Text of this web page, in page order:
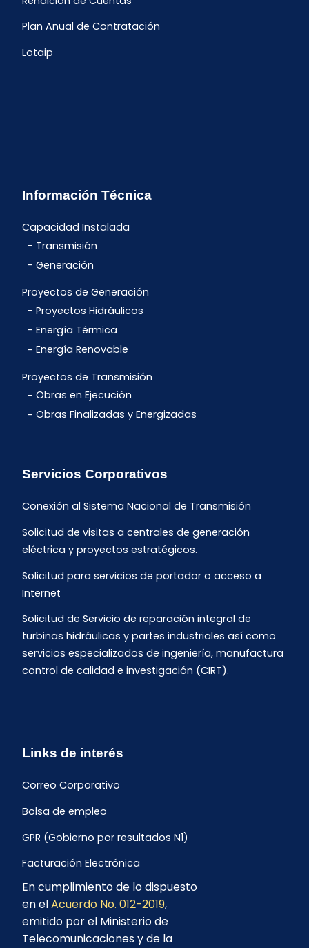
Plan Anual de Contratación
Lotaip
Información Técnica
Capacidad Instalada
Transmisión
Generación
Proyectos de Generación
Proyectos Hidráulicos
Energía Térmica
Energía Renovable
Proyectos de Transmisión
Obras en Ejecución
Obras Finalizadas y Energizadas
Servicios Corporativos
Conexión al Sistema Nacional de Transmisión
Solicitud de visitas a centrales de generación
eléctrica y proyectos estratégicos.
Solicitud para servicios de portador o acceso a
Internet
Solicitud de Servicio de reparación integral de
turbinas hidráulicas y partes industriales así como
servicios especializados de ingeniería, manufactura
control de calidad e investigación (CIRT).
Links de interés
Correo Corporativo
Bolsa de empleo
GPR (Gobierno por resultados N1)
Facturación Electrónica
Archivo Histórico de Facturación
Portal Ambiental y Social
Proyecto Geotérmico Chachimbiro
En cumplimiento de lo dispuesto
en elAcuerdo No. 012-2019,
emitido por el Ministerio de
Telecomunicaciones y de la